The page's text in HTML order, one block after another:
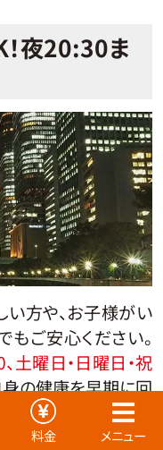
料金 メニュー
夜20:30ま
方や、お子様がい
ご安心ください。
土曜日・日曜日・祝
身の健康を早期に回
、お早めにご来院い